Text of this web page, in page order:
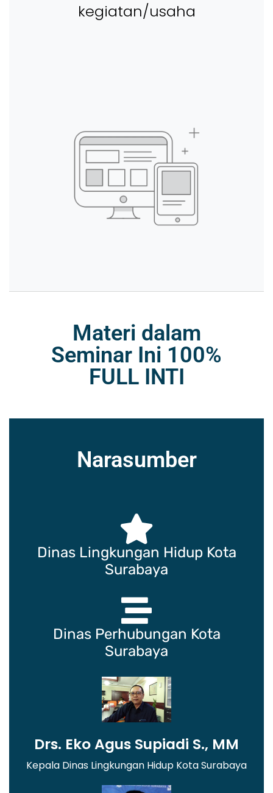
kegiatan/usaha
Materi dalam
Seminar Ini 100%
FULL INTI
Narasumber
Dinas Lingkungan Hidup Kota
Surabaya
Dinas Perhubungan Kota
Surabaya
Drs. Eko Agus Supiadi S., MM
Kepala Dinas Lingkungan Hidup Kota Surabaya